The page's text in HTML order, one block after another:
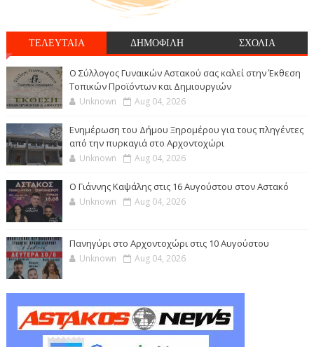
ΤΕΛΕΥΤΑΙΑ ΔΗΜΟΦΙΛΗ ΣΧΟΛΙΑ
Ο Σύλλογος Γυναικών Αστακού σας καλεί στην Έκθεση
Τοπικών Προϊόντων και Δημιουργιών
Unknown Aug 04, 2026
Ενημέρωση του Δήμου Ξηρομέρου για τους πληγέντες
από την πυρκαγιά στο Αρχοντοχώρι
Unknown Aug 04, 2026
Ο Γιάννης Καψάλης στις 16 Αυγούστου στον Αστακό
Unknown Aug 04, 2026
Πανηγύρι στο Αρχοντοχώρι στις 10 Αυγούστου
Unknown Aug 04, 2026